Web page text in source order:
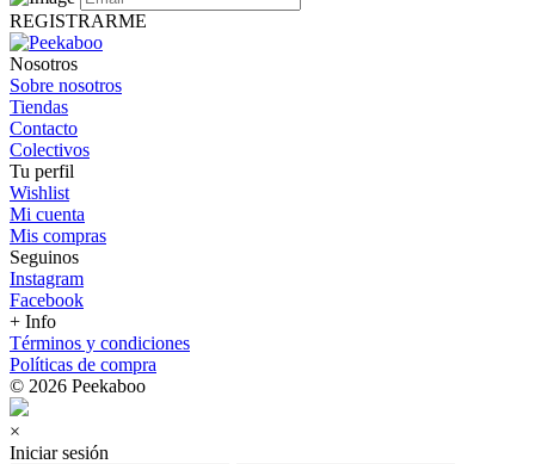
REGISTRARME
Nosotros
Sobre nosotros
Tiendas
Contacto
Colectivos
Tu perfil
Wishlist
Mi cuenta
Mis compras
Seguinos
Instagram
Facebook
+ Info
Términos y condiciones
Políticas de compra
© 2026 Peekaboo
×
Iniciar sesión